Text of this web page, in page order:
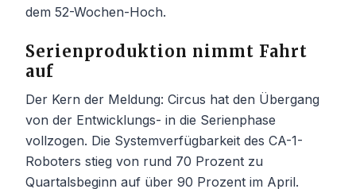
dem 52-Wochen-Hoch.
Serienproduktion nimmt Fahrt
auf
Der Kern der Meldung: Circus hat den Übergang
von der Entwicklungs- in die Serienphase
vollzogen. Die Systemverfügbarkeit des CA-1-
Roboters stieg von rund 70 Prozent zu
Quartalsbeginn auf über 90 Prozent im April.